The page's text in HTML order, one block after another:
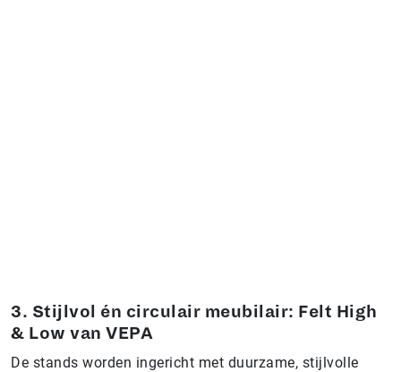
3. Stijlvol én circulair meubilair: Felt High
& Low van VEPA
De stands worden ingericht met duurzame, stijlvolle